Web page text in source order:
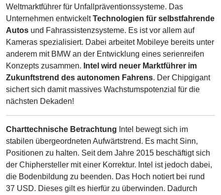
Weltmarktführer für Unfallpräventionssysteme. Das
Unternehmen entwickeltTechnologien für selbstfahrende
Autos und Fahrassistenzsysteme. Es ist vor allem auf
Kameras spezialisiert. Dabei arbeitet Mobileye bereits unter
anderem mit BMW an der Entwicklung eines serienreifen
Konzepts zusammen. Intel wird neuer Marktführer im
Zukunftstrend des autonomen Fahrens. Der Chipgigant
sichert sich damit massives Wachstumspotenzial für die
nächsten Dekaden!
Charttechnische Betrachtung Intel bewegt sich im
stabilen übergeordneten Aufwärtstrend. Es macht Sinn,
Positionen zu halten. Seit dem Jahre 2015 beschäftigt sich
der Chiphersteller mit einer Korrektur. Intel ist jedoch dabei,
die Bodenbildung zu beenden. Das Hoch notiert bei rund
37 USD. Dieses gilt es hierfür zu überwinden. Dadurch